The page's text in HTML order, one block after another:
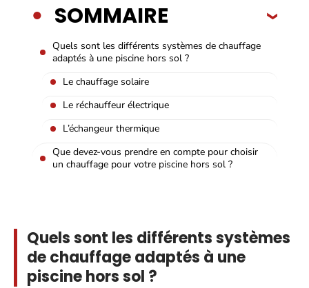
SOMMAIRE
Quels sont les différents systèmes de chauffage
adaptés à une piscine hors sol ?
Le chauffage solaire
Le réchauffeur électrique
L’échangeur thermique
Que devez-vous prendre en compte pour choisir
un chauffage pour votre piscine hors sol ?
Quels sont les différents systèmes
de chauffage adaptés à une
piscine hors sol ?